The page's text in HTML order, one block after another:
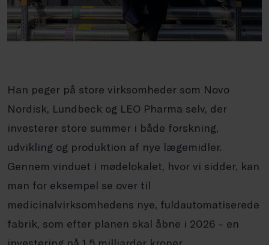
Han peger på store virksomheder som Novo
Nordisk, Lundbeck og LEO Pharma selv, der
investerer store summer i både forskning,
udvikling og produktion af nye lægemidler.
Gennem vinduet i mødelokalet, hvor vi sidder, kan
man for eksempel se over til
medicinalvirksomhedens nye, fuldautomatiserede
fabrik, som efter planen skal åbne i 2026 – en